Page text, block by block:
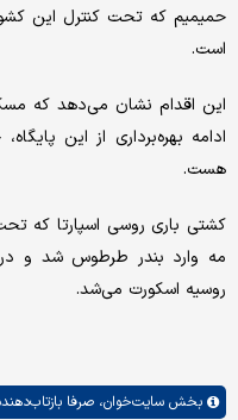
حمیمیم که تحت کنترل این
است.
این اقدام نشان می‌دهد که
ادامه بهره‌برداری از این
هست.
کشتی باری روسی اسپارتا که
مه وارد بندر طرطوس شد و
روسیه اسکورت می‌شد.
بخش سایت‌خوان، صرفا